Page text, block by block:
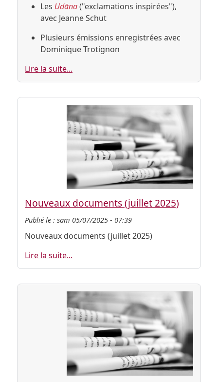
Les Udāna("exclamations inspirées"),
avec Jeanne Schut
Plusieurs émissions enregistrées avec
Dominique Trotignon
Lire la suite...
Nouveaux documents (juillet 2025)
Publié le : sam 05/07/2025 - 07:39
Nouveaux documents (juillet 2025)
Lire la suite...